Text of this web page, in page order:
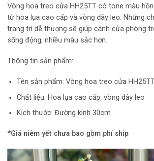
Vòng hoa treo cửa HH25TT có tone màu
từ hoa lụa cao cấp và vòng dây leo. Những
trang trí dễ thương sẽ giúp cánh cửa phòng
sống động, nhiều màu sắc hơn.
Thông tin sản phẩm:
Tên sản phẩm: Vòng hoa treo cửa
Chất liệu: Hoa lụa cao cấp, vòng dây leo
Kích thước: Đường kính 30cm
*Giá niêm yết chưa bao gồm phí ship